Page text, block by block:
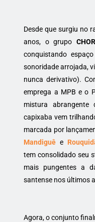
Desde que surgiu no
anos, o grupo
conquistando
sonoridade arrojada,
nunca derivativo).
emprega a MPB e o
mistura
capixaba vem
marcada por
Mandiguê e
tem consolidado seu
mais pungentes a
santense nos últimos
Agora, o conjunto